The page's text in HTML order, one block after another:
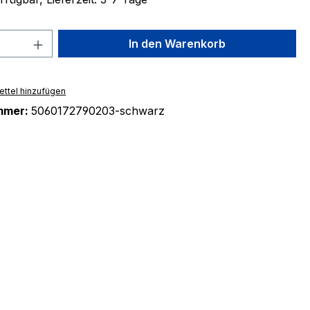
Anzahl: Gib den gewünschten Wert
In den Warenkorb
hinzufügen
5060172790203-schwarz